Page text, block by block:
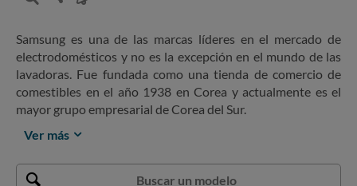
Samsung es una de las marcas líderes en el mercado de
electrodomésticos y no es la excepción en el mundo de las
lavadoras. Fue fundada como una tienda de comercio de
comestibles en el año 1938 en Corea y actualmente es el
mayor grupo empresarial de Corea del Sur.
Ver más